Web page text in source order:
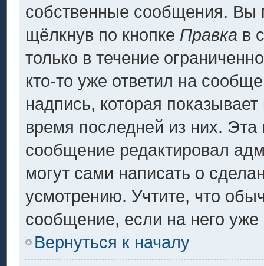
собственные сообщения. Вы
щёлкнув по кнопке Правка в
только в течение
кто-то уже ответил на
надпись, которая
время последней из них.
сообщение редактировал
могут сами написать о
усмотрению. Учтите, что
сообщение, если на него уже
Вернуться к началу